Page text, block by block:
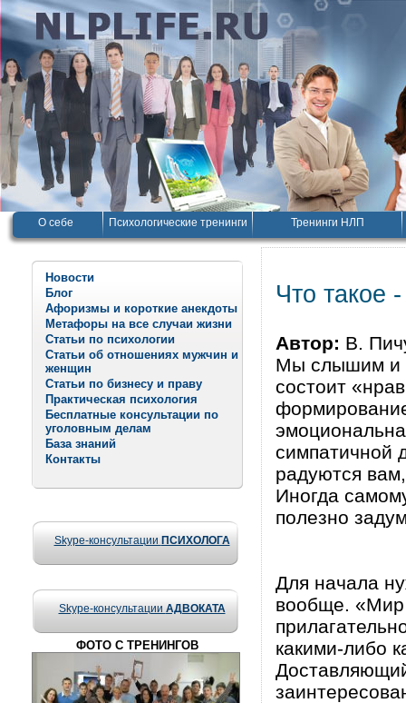
О себе Психологические тренинги Тренинги НЛП
Новости
Блог
Афоризмы и короткие анекдоты
Метафоры на все случаи жизни
Статьи по психологии
Статьи об отношениях мужчин и
женщин
Статьи по бизнесу и праву
Практическая психология
Бесплатные консультации по
уголовным делам
База знаний
Контакты
Skype-консультации ПСИХОЛОГА
Skype-консультации АДВОКАТА
ФОТО С ТРЕНИНГОВ
Что такое
Автор: В.
Мы слышим и
состоит
симпатичной
радуются
Иногда
полезно
Для начала
вообще. «Мир
какими-либо